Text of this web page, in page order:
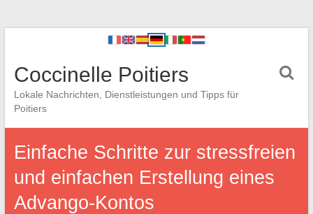
Coccinelle Poitiers
Lokale Nachrichten, Dienstleistungen und Tipps für
Poitiers
Einfache Schritte zur stressfreien
und einfachen Erstellung eines
Advango-Kontos